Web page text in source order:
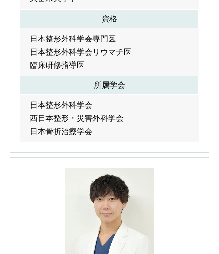
資格
日本整形外科学会専門医
日本整形外科学会リウマチ医
臨床研修指導医
所属学会
日本整形外科学会
西日本整形・災害外科学会
日本骨折治療学会